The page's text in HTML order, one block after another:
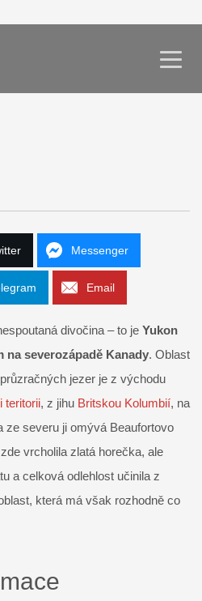
Messenger
Email
divočina – to je Yukon
severozápadě Kanady. Oblast
jezer je z východu
teritorii, z jihu Britskou Kolumbií, na
ze severu ji omývá Beaufortovo
vrcholila zlatá horečka, ale
a celková odlehlost učinila z
která má však rozhodně co